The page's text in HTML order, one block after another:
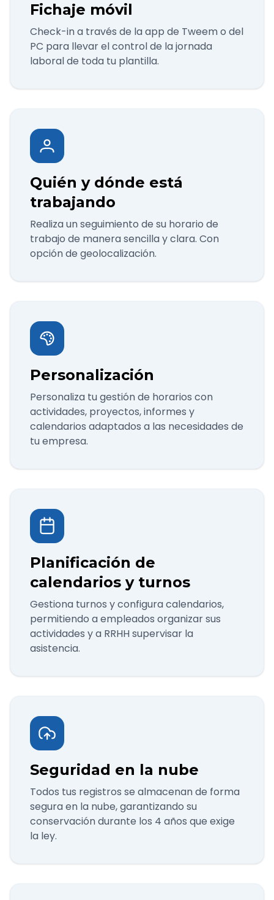
Fichaje móvil
Check-in a través de la app de Tweem o del
PC para llevar el control de la jornada
laboral de toda tu plantilla.
Quién y dónde está
trabajando
Realiza un seguimiento de su horario de
trabajo de manera sencilla y clara. Con
opción de geolocalización.
Personalización
Personaliza tu gestión de horarios con
actividades, proyectos, informes y
calendarios adaptados a las necesidades de
tu empresa.
Planificación de
calendarios y turnos
Gestiona turnos y configura calendarios,
permitiendo a empleados organizar sus
actividades y a RRHH supervisar la
asistencia.
Seguridad en la nube
Todos tus registros se almacenan de forma
segura en la nube, garantizando su
conservación durante los 4 años que exige
la ley.